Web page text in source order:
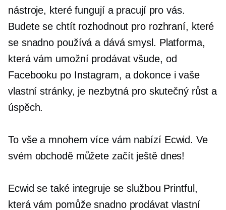
nástroje, které fungují a pracují pro vás.
Budete se chtít rozhodnout pro rozhraní, které
se snadno používá a dává smysl. Platforma,
která vám umožní prodávat všude, od
Facebooku po Instagram, a dokonce i vaše
vlastní stránky, je nezbytná pro skutečný růst a
úspěch.
To vše a mnohem více vám nabízí Ecwid. Ve
svém obchodě můžete začít ještě dnes!
Ecwid se také integruje se službou Printful,
která vám pomůže snadno prodávat vlastní